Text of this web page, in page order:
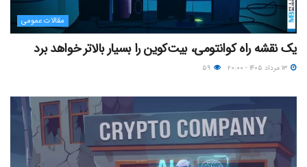
مقالات عمومی
یک نقشه راه کوانتومی، بیت‌کوین را بسیار بالاتر خواهد برد